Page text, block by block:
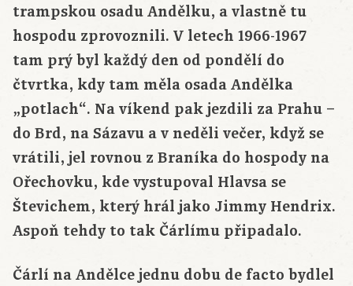
trampskou osadu Andělku, a vlastně tu
hospodu zprovoznili. V letech 1966-1967
tam prý byl každý den od pondělí do
čtvrtka, kdy tam měla osada Andělka
„potlach“. Na víkend pak jezdili za Prahu –
do Brd, na Sázavu a v neděli večer, když se
vrátili, jel rovnou z Braníka do hospody na
Ořechovku, kde vystupoval Hlavsa se
Števichem, který hrál jako Jimmy Hendrix.
Aspoň tehdy to tak Čárlímu připadalo.
Čárlí na Andělce jednu dobu de facto bydlel